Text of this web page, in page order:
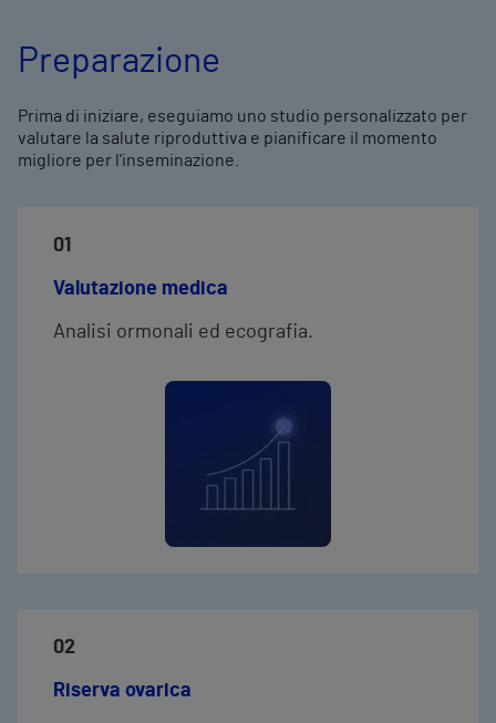
Preparazione
Prima di iniziare, eseguiamo uno studio personalizzato per
valutare la salute riproduttiva e pianificare il momento
migliore per l'inseminazione.
01
Valutazione medica
Analisi ormonali ed ecografia.
02
Riserva ovarica